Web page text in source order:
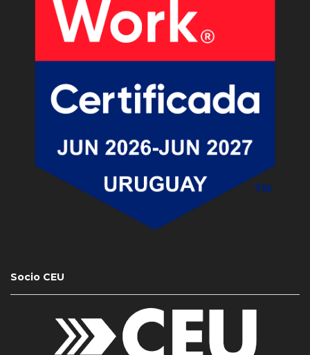
Socio CEU